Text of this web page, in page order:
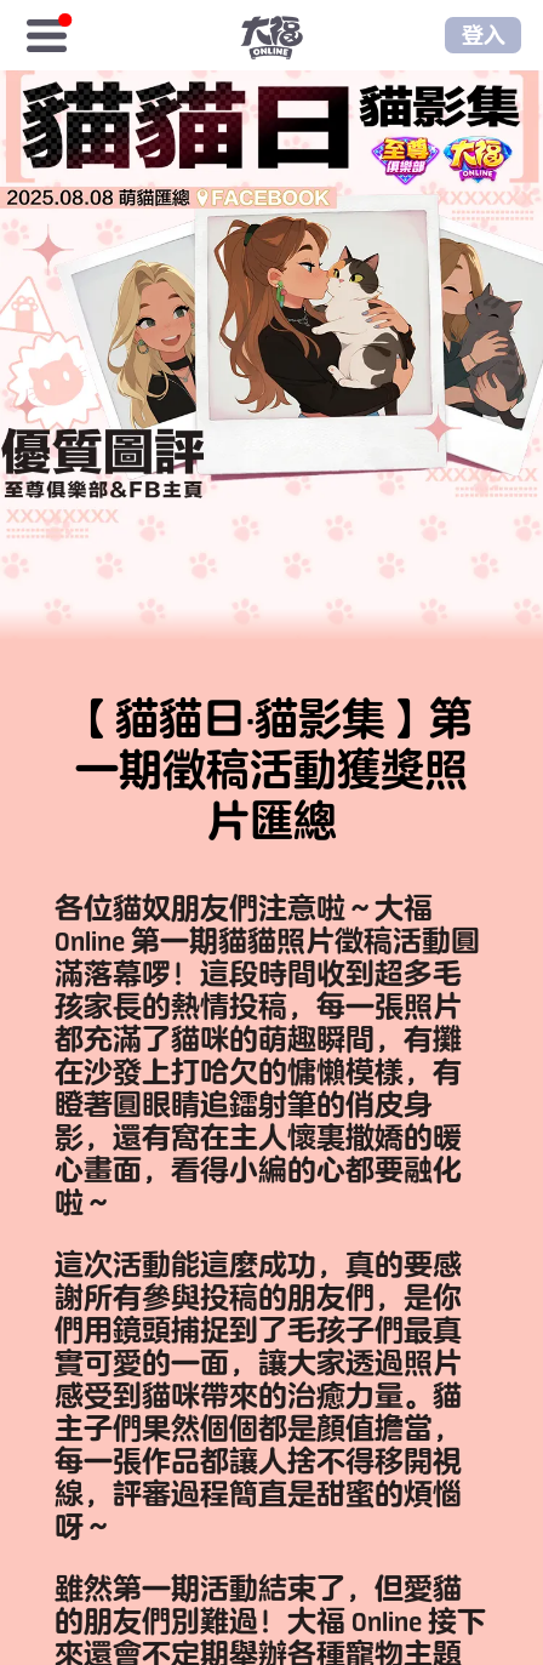
登入
首頁
免費福金
樂享商城
序號儲值
樂享俱樂部
至尊俱樂部
遊戲資訊
了解我們
聯係我們
添加到桌面
【貓貓日·貓影集】第
一期徵稿活動獲獎照
片匯總
各位貓奴朋友們注意啦～大福
Online第一期貓貓照片徵稿活動圓
滿落幕啰！這段時間收到超多毛
孩家長的熱情投稿，每一張照片
都充滿了貓咪的萌趣瞬間，有攤
在沙發上打哈欠的慵懶模樣，有
瞪著圓眼睛追鐳射筆的俏皮身
影，還有窩在主人懷裏撒嬌的暖
心畫面，看得小編的心都要融化
啦～
這次活動能這麼成功，真的要感
謝所有參與投稿的朋友們，是你
們用鏡頭捕捉到了毛孩子們最真
實可愛的一面，讓大家透過照片
感受到貓咪帶來的治癒力量。貓
主子們果然個個都是顏值擔當，
每一張作品都讓人捨不得移開視
線，評審過程簡直是甜蜜的煩惱
呀～
雖然第一期活動結束了，但愛貓
的朋友們別難過！ 大福 Online接下
來還會不定期舉辦各種寵物主題